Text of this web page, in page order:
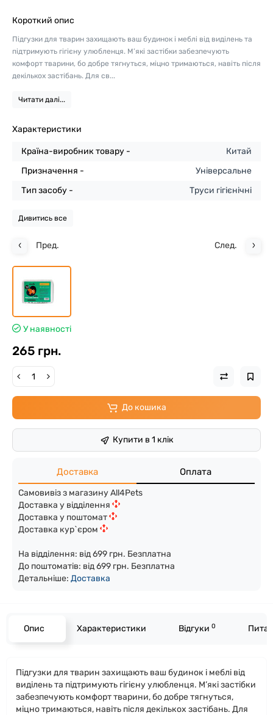
Короткий опис
Підгузки для тварин захищають ваш будинок і меблі від виділень та
підтримують гігієну улюбленця. М’які застібки забезпечують
комфорт тварини, бо добре тягнуться, міцно тримаються, навіть після
декількох застібань. Для св...
Читати далі...
Характеристики
Країна-виробник товару -
Китай
Призначення -
Універсальне
Тип засобу -
Труси гігієнічні
Дивитись все
Пред. След.
У наявності
265 грн.
До кошика
Купити в 1 клік
Доставка Оплата
Самовивіз з магазину All4Pets
Доставка у відділення
Доставка у поштомат
Доставка кур`єром
На відділення: від 699 грн. Безплатна
До поштоматів: від 699 грн. Безплатна
Детальніше: Доставка
Опис Характеристики Відгуки 0
Підгузки для тварин захищають ваш будинок і меблі від
виділень та підтримують гігієну улюбленця. М’які застібки
забезпечують комфорт тварини, бо добре тягнуться,
міцно тримаються, навіть після декількох застібань. Для